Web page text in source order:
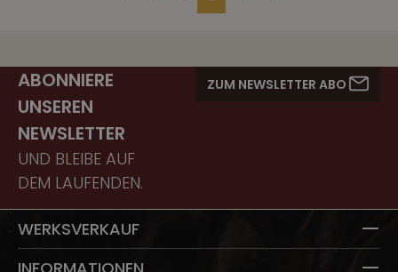
ABONNIERE
UNSEREN
NEWSLETTER
UND BLEIBE AUF
DEM LAUFENDEN.
ZUM NEWSLETTER ABO
WERKSVERKAUF